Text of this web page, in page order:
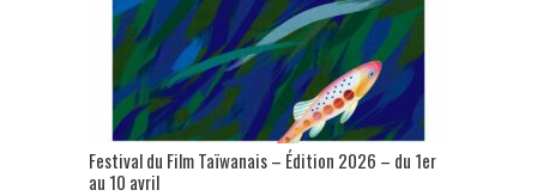
Festival du Film Taïwanais – Édition 2026 – du 1er
au 10 avril